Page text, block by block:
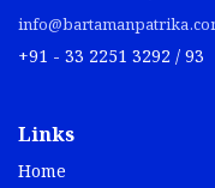
+91 - 33 2251 3292 / 93
Links
Home